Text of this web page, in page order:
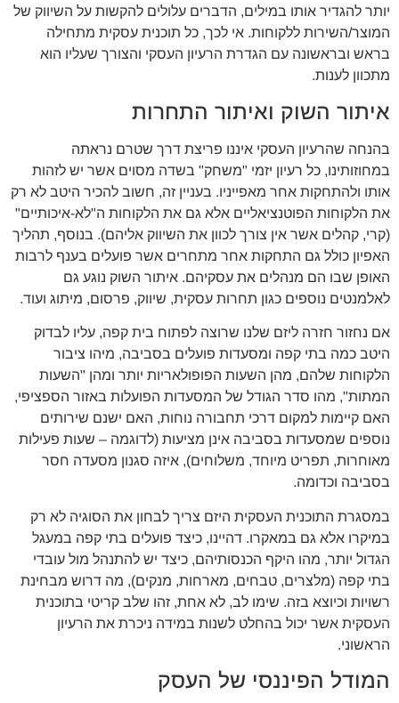
יותר להגדיר אותו במילים, הדברים עלולים להקשות על השיווק של
המוצר/השירות ללקוחות. אי לכך, כל תוכנית עסקית מתחילה
בראש ובראשונה עם הגדרת הרעיון העסקי והצורך שעליו הוא
מתכוון לענות.
איתור השוק ואיתור התחרות
בהנחה שהרעיון העסקי איננו פריצת דרך שטרם נראתה
במחוזותינו, כל רעיון יזמי "משחק" בשדה מסוים אשר יש לזהות
אותו ולהתחקות אחר מאפייניו. בעניין זה, חשוב להכיר היטב לא רק
את הלקוחות הפוטנציאליים אלא גם את הלקוחות ה"לא-איכותיים"
(קרי, קהלים אשר אין צורך לכוון את השיווק אליהם). בנוסף, תהליך
האפיון כולל גם התחקות אחר מתחרים אשר פועלים בענף לרבות
האופן שבו הם מנהלים את עסקיהם. איתור השוק נוגע גם
לאלמנטים נוספים כגון תחרות עסקית, שיווק, פרסום, מיתוג ועוד.
אם נחזור חזרה ליזם שלנו שרוצה לפתוח בית קפה, עליו לבדוק
היטב כמה בתי קפה ומסעדות פועלים בסביבה, מיהו ציבור
הלקוחות שלהם, מהן השעות הפופולאריות יותר ומהן "השעות
המתות", מהו סדר הגודל של המסעדות הפועלות באזור הספציפי,
האם קיימות למקום דרכי תחבורה נוחות, האם ישנם שירותים
נוספים שמסעדות בסביבה אינן מציעות (לדוגמה – שעות פעילות
מאוחרות, תפריט מיוחד, משלוחים), איזה סגנון מסעדה חסר
בסביבה וכדומה.
במסגרת התוכנית העסקית היזם צריך לבחון את הסוגיה לא רק
במיקרו אלא גם במאקרו. דהיינו, כיצד פועלים בתי קפה במעגל
הגדול יותר, מהו היקף הכנסותיהם, כיצד יש להתנהל מול עובדי
בתי קפה (מלצרים, טבחים, מארחות, מנקים), מה דרוש מבחינת
רשויות וכיוצא בזה. שימו לב, לא אחת, זהו שלב קריטי בתוכנית
העסקית אשר יכול בהחלט לשנות במידה ניכרת את הרעיון
הראשוני.
המודל הפיננסי של העסק